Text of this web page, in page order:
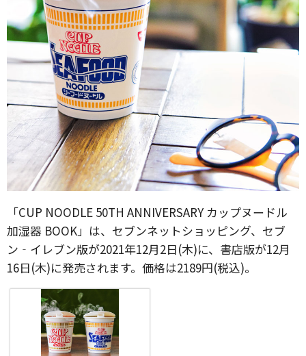
「CUP NOODLE 50TH ANNIVERSARY カップヌードル
加湿器 BOOK」は、セブンネットショッピング、セブ
ン‐イレブン版が2021年12月2日(木)に、書店版が12月
16日(木)に発売されます。価格は2189円(税込)。